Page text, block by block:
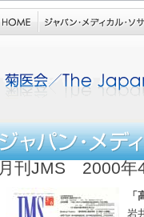
月刊JMS 2000年
岩